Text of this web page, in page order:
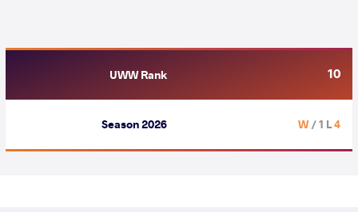
UWW Rank 10
Season 2026 4 W
/ 1 L